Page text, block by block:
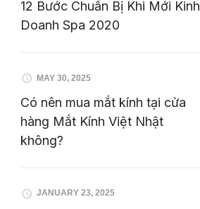
12 Bước Chuẩn Bị Khi Mới Kinh
Doanh Spa 2020
MAY 30, 2025
Có nên mua mắt kính tại cửa
hàng Mắt Kính Việt Nhật
không?
JANUARY 23, 2025